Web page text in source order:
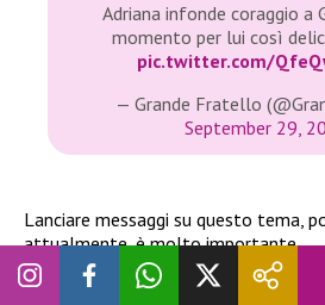
Adriana infonde coraggio a
momento per lui così
pic.twitter.com/
— Grande Fratello
September 29,
Lanciare messaggi su questo tema,
attualmente, è molto importante.